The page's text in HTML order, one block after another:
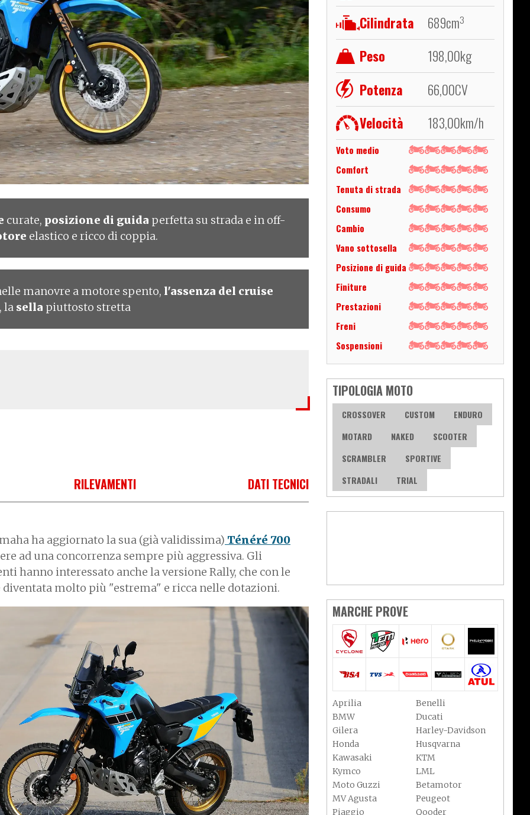
curate, posizione di guida perfetta su strada e in off-
elastico e ricco di coppia.
manovre a motore spento, l'assenza del cruise
, la sella piuttosto stretta
RILEVAMENTI DATI TECNICI
ha aggiornato la sua (già validissima) Ténéré 700
ad una concorrenza sempre più aggressiva. Gli
hanno interessato anche la versione Rally, che con le
molto più "estrema" e ricca nelle dotazioni.
Cilindrata
689cm3
Peso 198,00kg
Potenza
66,00CV
Velocità
183,00km/h
Voto medio
Comfort
Tenuta di strada
Consumo
Cambio
Vano sottosella
Posizione di guida
Finiture
Prestazioni
Freni
Sospensioni
TIPOLOGIA MOTO
CROSSOVER CUSTOM
ENDURO
MOTARD
NAKED
SCOOTER
SCRAMBLER
SPORTIVE
STRADALI
TRIAL
MARCHE PROVE
Aprilia
Benelli
BMW
Ducati
Gilera
Harley-Davidson
Honda
Husqvarna
Kawasaki
KTM
Kymco
LML
Moto Guzzi
Betamotor
MV Agusta
Peugeot
Piaggio
Qooder